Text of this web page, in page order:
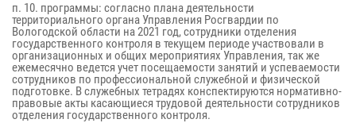
п. 10. программы: согласно плана деятельности
территориального органа Управления Росгвардии по
Вологодской области на 2021 год, сотрудники отделения
государственного контроля в текущем периоде участвовали в
организационных и общих мероприятиях Управления, так же
ежемесячно ведется учет посещаемости занятий и успеваемости
сотрудников по профессиональной служебной и физической
подготовке. В служебных тетрадях конспектируются нормативно-
правовые акты касающиеся трудовой деятельности сотрудников
отделения государственного контроля.